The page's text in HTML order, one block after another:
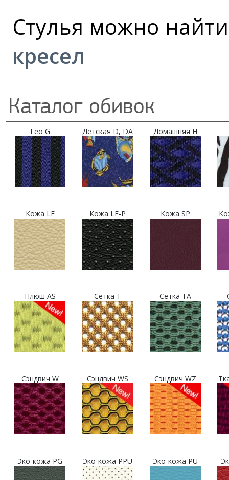
Стулья можно
кресел
Каталог обивок
Гео G Детская D, DA Домашняя H
Кожа LE Кожа LE-P Кожа SP
Плюш AS Сетка T Сетка TA
Сэндвич W Сэндвич WS Сэндвич WZ
Эко-кожа PG Эко-кожа PPU Эко-кожа PU